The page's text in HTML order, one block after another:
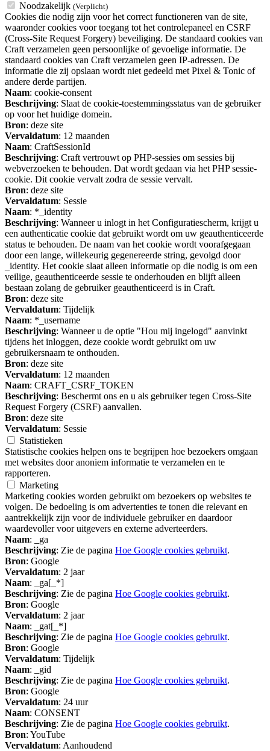
Noodzakelijk (Verplicht)
Cookies die nodig zijn voor het correct functioneren van de site,
waaronder cookies voor toegang tot het controlepaneel en CSRF
(Cross-Site Request Forgery) beveiliging. De standaard cookies van
Craft verzamelen geen persoonlijke of gevoelige informatie. De
standaard cookies van Craft verzamelen geen IP-adressen. De
informatie die zij opslaan wordt niet gedeeld met Pixel & Tonic of
andere derde partijen.
Naam: cookie-consent
Beschrijving: Slaat de cookie-toestemmingsstatus van de gebruiker
op voor het huidige domein.
Bron: deze site
Vervaldatum: 12 maanden
Naam: CraftSessionId
Beschrijving: Craft vertrouwt op PHP-sessies om sessies bij
webverzoeken te behouden. Dat wordt gedaan via het PHP sessie-
cookie. Dit cookie vervalt zodra de sessie vervalt.
Bron: deze site
Vervaldatum: Sessie
Naam: *_identity
Beschrijving: Wanneer u inlogt in het Configuratiescherm, krijgt u
een authenticatie cookie dat gebruikt wordt om uw geauthenticeerde
status te behouden. De naam van het cookie wordt voorafgegaan
door een lange, willekeurig gegenereerde string, gevolgd door
_identity. Het cookie slaat alleen informatie op die nodig is om een
veilige, geauthenticeerde sessie te onderhouden en blijft alleen
bestaan zolang de gebruiker geauthenticeerd is in Craft.
Bron: deze site
Vervaldatum: Tijdelijk
Naam: *_username
Beschrijving: Wanneer u de optie "Hou mij ingelogd" aanvinkt
tijdens het inloggen, deze cookie wordt gebruikt om uw
gebruikersnaam te onthouden.
Bron: deze site
Vervaldatum: 12 maanden
Naam: CRAFT_CSRF_TOKEN
Beschrijving: Beschermt ons en u als gebruiker tegen Cross-Site
Request Forgery (CSRF) aanvallen.
Bron: deze site
Vervaldatum: Sessie
Statistieken
Statistische cookies helpen ons te begrijpen hoe bezoekers omgaan
met websites door anoniem informatie te verzamelen en te
rapporteren.
Marketing
Marketing cookies worden gebruikt om bezoekers op websites te
volgen. De bedoeling is om advertenties te tonen die relevant en
aantrekkelijk zijn voor de individuele gebruiker en daardoor
waardevoller voor uitgevers en externe adverteerders.
Naam: _ga
Beschrijving: Zie de pagina Hoe Google cookies gebruikt.
Bron: Google
Vervaldatum: 2 jaar
Naam: _ga[_*]
Beschrijving: Zie de pagina Hoe Google cookies gebruikt.
Bron: Google
Vervaldatum: 2 jaar
Naam: _gat[_*]
Beschrijving: Zie de pagina Hoe Google cookies gebruikt.
Bron: Google
Vervaldatum: Tijdelijk
Naam: _gid
Beschrijving: Zie de pagina Hoe Google cookies gebruikt.
Bron: Google
Vervaldatum: 24 uur
Naam: CONSENT
Beschrijving: Zie de pagina Hoe Google cookies gebruikt.
Bron: YouTube
Vervaldatum: Aanhoudend